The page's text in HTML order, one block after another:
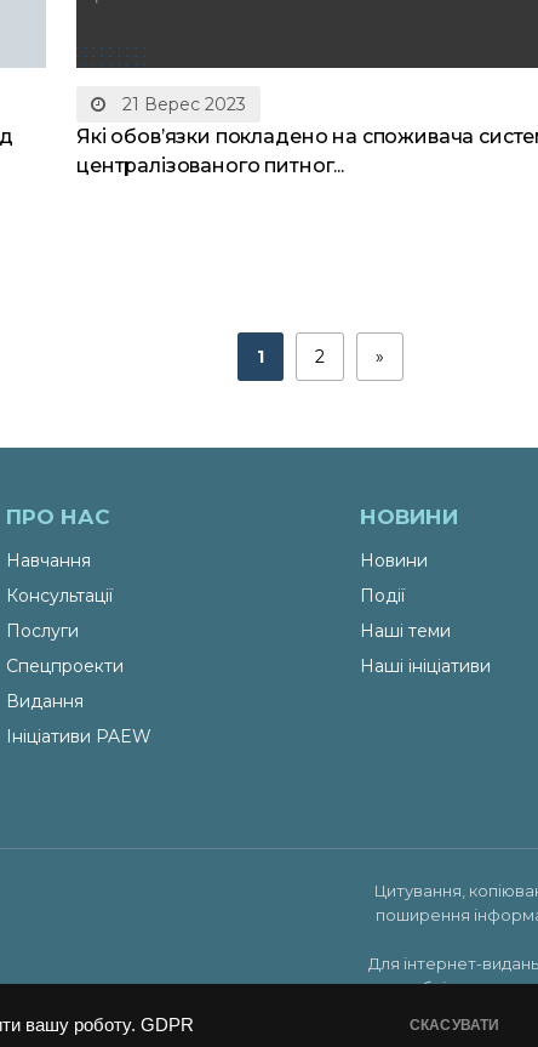
вашу роботу. GDPR СКАСУВАТИ
21 Верес 2023
Які обовʼязки покладено на споживача
централізованого питног...
1 2 »
ПРО НАС
Навчання
Консультації
Послуги
Спецпроекти
Видання
Ініціативи PAEW
НОВИНИ
Новини
Події
Наші теми
Наші ініціативи
Цитування,
поширення
Для інтернет-
публікуватись